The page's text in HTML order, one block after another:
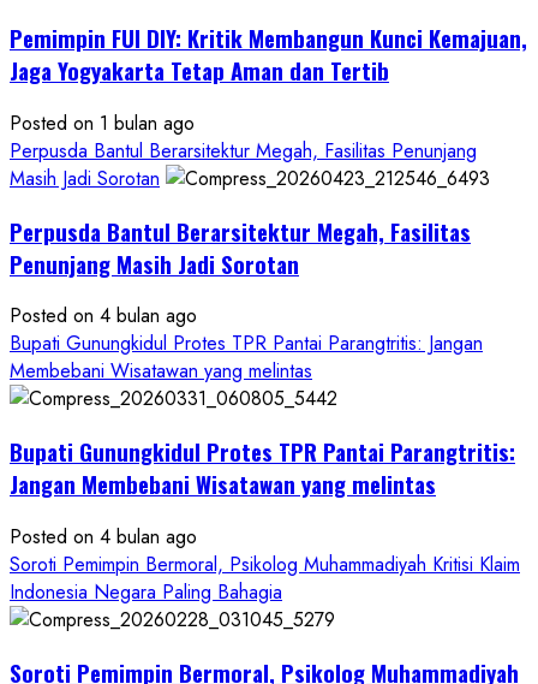
KDMP
Rp1,6
Diduga
Hanya
Separuhnya
Cair
ke
Ketum
PWRI
RI
Minta
Resmi
Pemimpin FUI DIY: Kritik Membangun Kunci Kemajuan,
Jaga Yogyakarta Tetap Aman dan Tertib
Posted on 1 bulan ago
Perpusda Bantul Berarsitektur Megah, Fasilitas Penunjang
Masih Jadi Sorotan
Perpusda Bantul Berarsitektur Megah, Fasilitas
Penunjang Masih Jadi Sorotan
Posted on 4 bulan ago
Bupati Gunungkidul Protes TPR Pantai Parangtritis: Jangan
Membebani Wisatawan yang melintas
Bupati Gunungkidul Protes TPR Pantai Parangtritis:
Jangan Membebani Wisatawan yang melintas
Posted on 4 bulan ago
Soroti Pemimpin Bermoral, Psikolog Muhammadiyah Kritisi Klaim
Indonesia Negara Paling Bahagia
Soroti Pemimpin Bermoral, Psikolog Muhammadiyah